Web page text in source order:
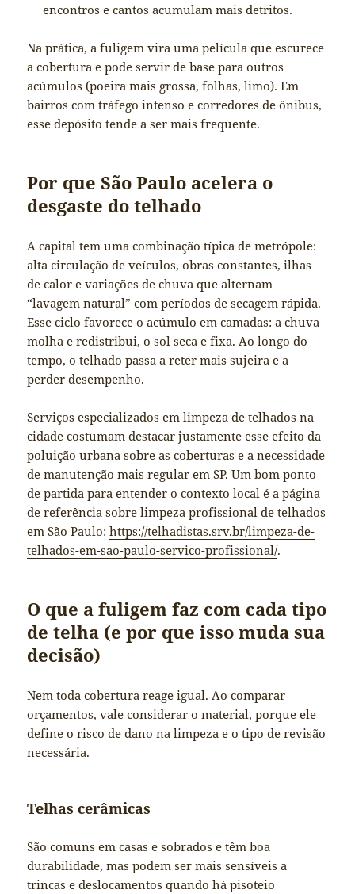
encontros e cantos acumulam mais detritos.
Na prática, a fuligem vira uma película que escurece
a cobertura e pode servir de base para outros
acúmulos (poeira mais grossa, folhas, limo). Em
bairros com tráfego intenso e corredores de ônibus,
esse depósito tende a ser mais frequente.
Por que São Paulo acelera o
desgaste do telhado
A capital tem uma combinação típica de metrópole:
alta circulação de veículos, obras constantes, ilhas
de calor e variações de chuva que alternam
“lavagem natural” com períodos de secagem rápida.
Esse ciclo favorece o acúmulo em camadas: a chuva
molha e redistribui, o sol seca e fixa. Ao longo do
tempo, o telhado passa a reter mais sujeira e a
perder desempenho.
Serviços especializados em limpeza de telhados na
cidade costumam destacar justamente esse efeito da
poluição urbana sobre as coberturas e a necessidade
de manutenção mais regular em SP. Um bom ponto
de partida para entender o contexto local é a página
de referência sobre limpeza profissional de telhados
em São Paulo:https://telhadistas.srv.br/limpeza-de-
telhados-em-sao-paulo-servico-profissional/.
O que a fuligem faz com cada tipo
de telha (e por que isso muda sua
decisão)
Nem toda cobertura reage igual. Ao comparar
orçamentos, vale considerar o material, porque ele
define o risco de dano na limpeza e o tipo de revisão
necessária.
Telhas cerâmicas
São comuns em casas e sobrados e têm boa
durabilidade, mas podem ser mais sensíveis a
trincas e deslocamentos quando há pisoteio